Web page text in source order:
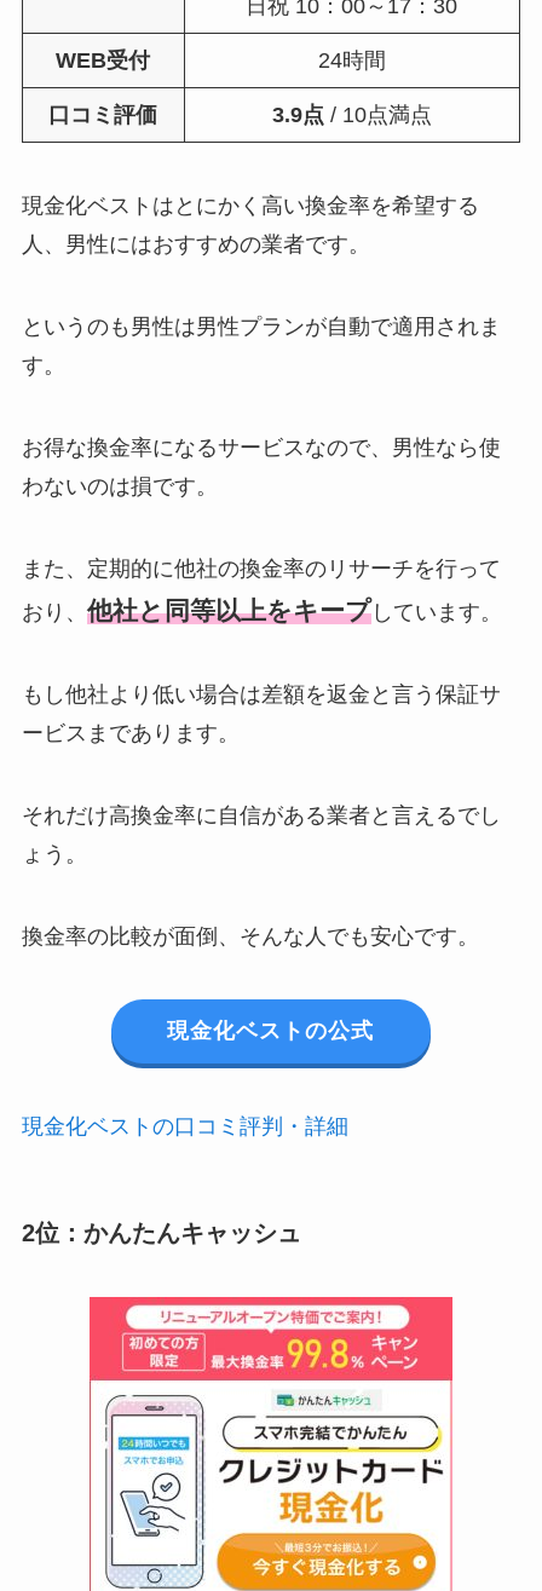
日祝 10：00～17：30
WEB受付 24時間
口コミ評価 3.9点 / 10点満点
現金化ベストはとにかく高い換金率を希望する
人、男性にはおすすめの業者です。
というのも男性は男性プランが自動で適用されま
す。
お得な換金率になるサービスなので、男性なら使
わないのは損です。
また、定期的に他社の換金率のリサーチを行って
おり、 他社と同等以上をキープしています。
もし他社より低い場合は差額を返金と言う保証サ
ービスまであります。
それだけ高換金率に自信がある業者と言えるでし
ょう。
換金率の比較が面倒、そんな人でも安心です。
現金化ベストの公式
現金化ベストの口コミ評判・詳細
2位：かんたんキャッシュ